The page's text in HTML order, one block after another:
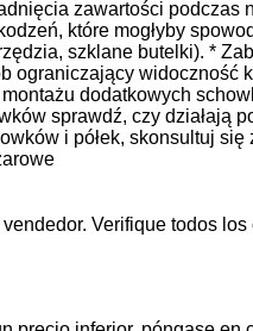
zawartości podczas
które mogłyby
szklane butelki). *
ograniczający widoczność
dodatkowych
sprawdź, czy działają
i półek, skonsultuj się
Verifique todos